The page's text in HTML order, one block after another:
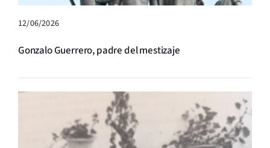
12/06/2026
Gonzalo Guerrero, padre del mestizaje